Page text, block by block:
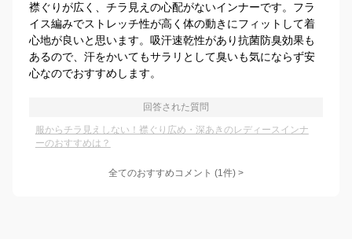
襟ぐりが広く、チラ見えの心配がないインナーです。フラ
イス編みでストレッチ性が高く体の動きにフィットして着
心地が良いと思います。吸汗速乾性があり抗菌防臭効果も
あるので、汗をかいてもサラリとして臭いも気にならず安
心なのでおすすめします。
回答された質問
服からチラ見えしない！襟ぐり広め・深あきのレディースインナ
ーのおすすめは？
全てのおすすめコメント (1件) >